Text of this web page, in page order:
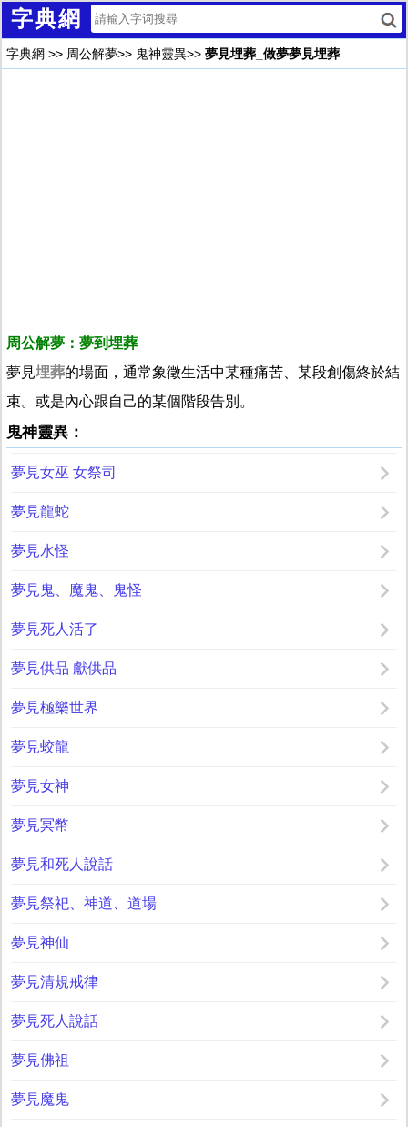
字典網
字典網 >> 周公解夢>> 鬼神靈異>> 夢見埋葬_做夢夢見埋葬
周公解夢：夢到埋葬
夢見埋葬的場面，通常象徵生活中某種痛苦、某段創傷終於結
束。或是內心跟自己的某個階段告別。
鬼神靈異：
夢見女巫 女祭司
夢見龍蛇
夢見水怪
夢見鬼、魔鬼、鬼怪
夢見死人活了
夢見供品 獻供品
夢見極樂世界
夢見蛟龍
夢見女神
夢見冥幣
夢見和死人說話
夢見祭祀、神道、道場
夢見神仙
夢見清規戒律
夢見死人說話
夢見佛祖
夢見魔鬼